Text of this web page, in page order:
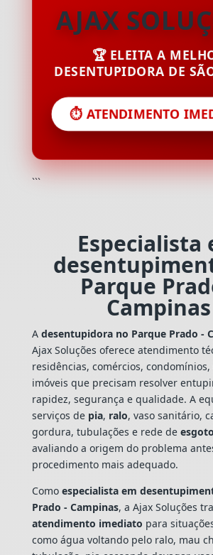
AJAX
🏆 ELEITA A
DESENTUPIDORA DE
⏱️ ATENDIMENTO
```
Especialista
Parque
Campinas
A desentupidora no Parque Prado -
Ajax Soluções oferece atendimento
residências, comércios,
imóveis que precisam resolver
rapidez, segurança e qualidade. A
serviços de pia, ralo, vaso sanitário,
gordura, tubulações e rede de esgoto
avaliando a origem do problema
procedimento mais adequado.
Como especialista em
Prado - Campinas, a Ajax Soluções
atendimento imediato para
como água voltando pelo ralo, mau